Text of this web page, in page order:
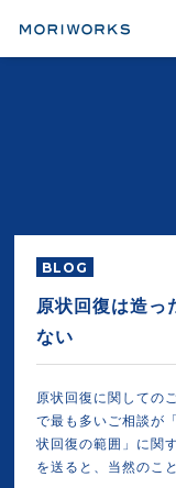
BLOG
原状回復は造っ
ない
原状回復に関しての
で最も多いご相談が
状回復の範囲」に関
を送ると、当然のこ